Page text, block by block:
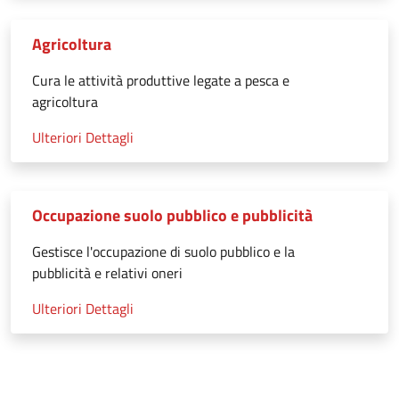
Agricoltura
Cura le attività produttive legate a pesca e
agricoltura
Ulteriori Dettagli
Occupazione suolo pubblico e pubblicità
Gestisce l'occupazione di suolo pubblico e la
pubblicità e relativi oneri
Ulteriori Dettagli